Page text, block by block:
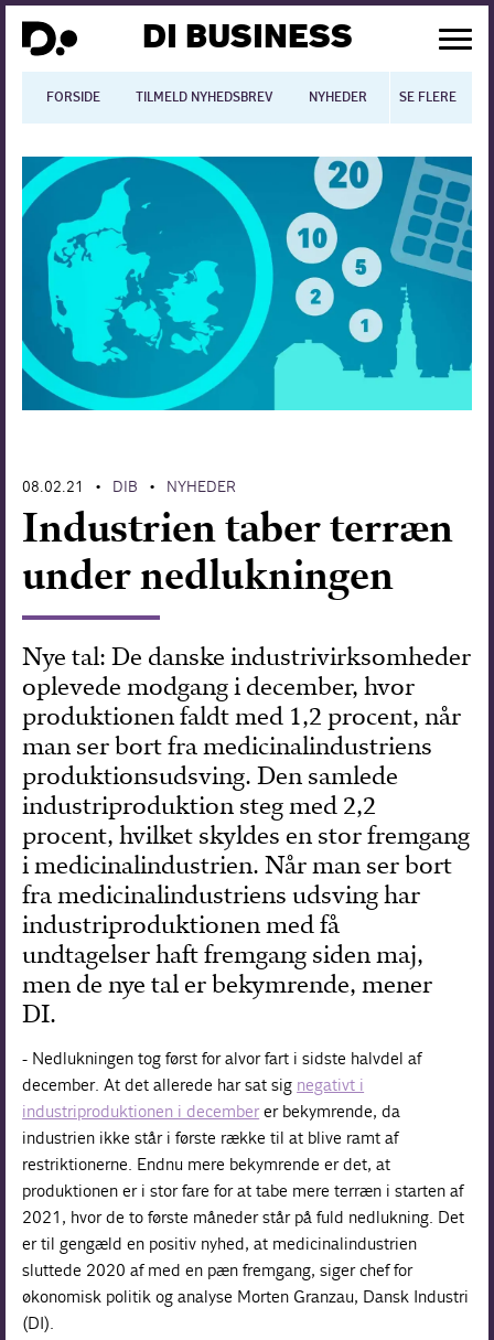
DI BUSINESS
FORSIDE TILMELD NYHEDSBREV NYHEDER BLOGS
SE FLERE
Dansk økonomi
Digitalisering
International økonomi
Arbejdsmiljø
Arbejdsmarkedet
Europapolitik
Forskning
08.02.21 • DIB • NYHEDER
Industrien taber terræn
under nedlukningen
Nye tal: De danske industrivirksomheder
oplevede modgang i december, hvor
produktionen faldt med 1,2 procent, når
man ser bort fra medicinalindustriens
produktionsudsving. Den samlede
industriproduktion steg med 2,2
procent, hvilket skyldes en stor fremgang
i medicinalindustrien. Når man ser bort
fra medicinalindustriens udsving har
industriproduktionen med få
undtagelser haft fremgang siden maj,
men de nye tal er bekymrende, mener
DI.
- Nedlukningen tog først for alvor fart i sidste halvdel af
december. At det allerede har sat sig negativt i
industriproduktionen i decemberer bekymrende, da
industrien ikke står i første række til at blive ramt af
restriktionerne. Endnu mere bekymrende er det, at
produktionen er i stor fare for at tabe mere terræn i starten af
2021, hvor de to første måneder står på fuld nedlukning. Det
er til gengæld en positiv nyhed, at medicinalindustrien
sluttede 2020 af med en pæn fremgang, siger chef for
økonomisk politik og analyse Morten Granzau, Dansk Industri
(DI).